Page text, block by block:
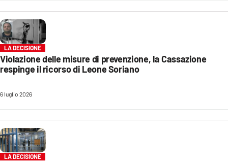
LACAPITALENEWS.IT
App
ANDROID
APPLE
LA DECISIONE
Violazione delle misure di prevenzione, la Cassazione
respinge il ricorso di Leone Soriano
6 luglio 2026
LA DECISIONE